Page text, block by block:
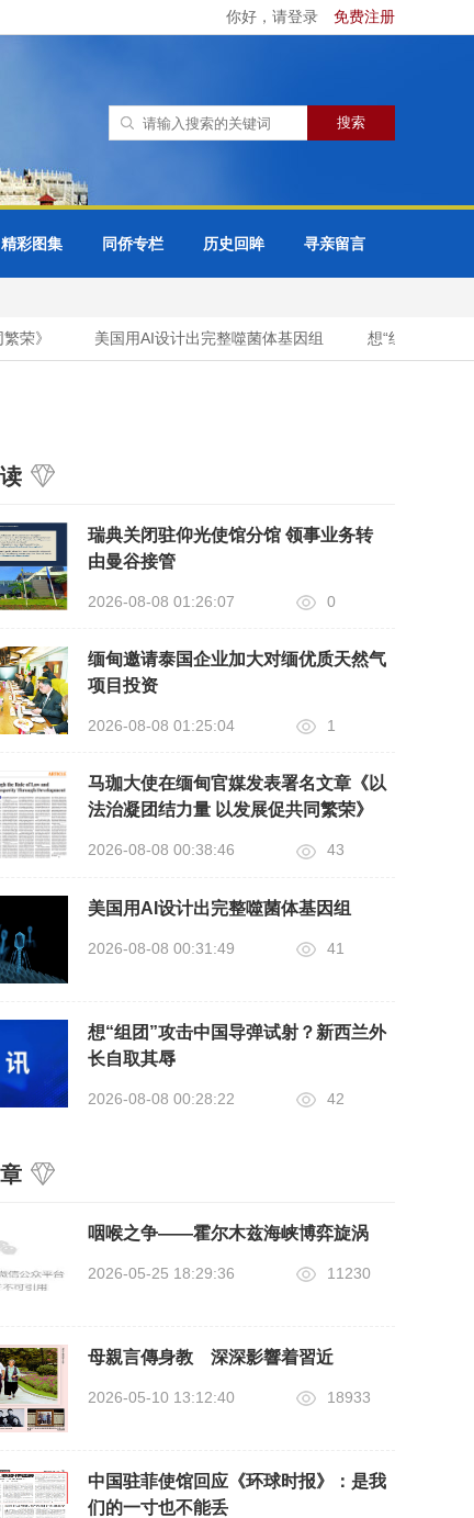
你好，请登录 免费注册
精彩图集 同侨专栏 历史回眸 寻亲留言
》 美国用AI设计出完整噬菌体基因组 想“组团”攻击中
瑞典关闭驻仰光使馆分馆 领事业务转
由曼谷接管
2026-08-08 01:26:07 0
缅甸邀请泰国企业加大对缅优质天然气
项目投资
2026-08-08 01:25:04 1
马珈大使在缅甸官媒发表署名文章《以
法治凝团结力量 以发展促共同繁荣》
2026-08-08 00:38:46 43
美国用AI设计出完整噬菌体基因组
2026-08-08 00:31:49 41
想“组团”攻击中国导弹试射？新西兰外
长自取其辱
2026-08-08 00:28:22 42
咽喉之争——霍尔木兹海峡博弈旋涡
2026-05-25 18:29:36 11230
母親言傳身教 深深影響着習近
2026-05-10 13:12:40 18933
中国驻菲使馆回应《环球时报》：是我
们的一寸也不能丢